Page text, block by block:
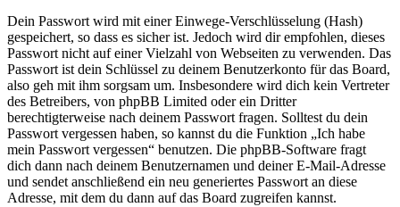
Dein Passwort wird mit einer Einwege-Verschlüsselung (Hash)
gespeichert, so dass es sicher ist. Jedoch wird dir empfohlen, dieses
Passwort nicht auf einer Vielzahl von Webseiten zu verwenden. Das
Passwort ist dein Schlüssel zu deinem Benutzerkonto für das Board,
also geh mit ihm sorgsam um. Insbesondere wird dich kein Vertreter
des Betreibers, von phpBB Limited oder ein Dritter
berechtigterweise nach deinem Passwort fragen. Solltest du dein
Passwort vergessen haben, so kannst du die Funktion „Ich habe
mein Passwort vergessen“ benutzen. Die phpBB-Software fragt
dich dann nach deinem Benutzernamen und deiner E-Mail-Adresse
und sendet anschließend ein neu generiertes Passwort an diese
Adresse, mit dem du dann auf das Board zugreifen kannst.